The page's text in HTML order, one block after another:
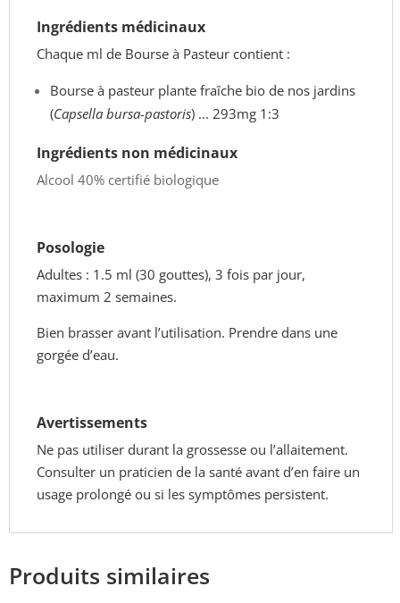
Ingrédients médicinaux
Chaque ml de Bourse à Pasteur contient :
Bourse à pasteur plante fraîche bio de nos jardins
(Capsella bursa-pastoris) ... 293mg 1:3
Ingrédients non médicinaux
Alcool 40% certifié biologique
Posologie
Adultes : 1.5 ml (30 gouttes), 3 fois par jour,
maximum 2 semaines.
Bien brasser avant l’utilisation. Prendre dans une
gorgée d’eau.
Avertissements
Ne pas utiliser durant la grossesse ou l’allaitement.
Consulter un praticien de la santé avant d’en faire un
usage prolongé ou si les symptômes persistent.
Produits similaires